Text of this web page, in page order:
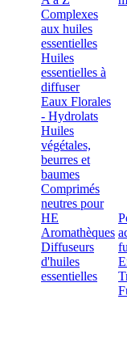
Complexes
aux huiles
essentielles
Huiles
essentielles à
diffuser
Eaux Florales
- Hydrolats
Huiles
végétales,
beurres et
baumes
Comprimés
neutres pour
HE
Aromathèques
Diffuseurs
d'huiles
essentielles